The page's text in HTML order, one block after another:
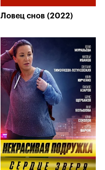
Ловец снов (2022)